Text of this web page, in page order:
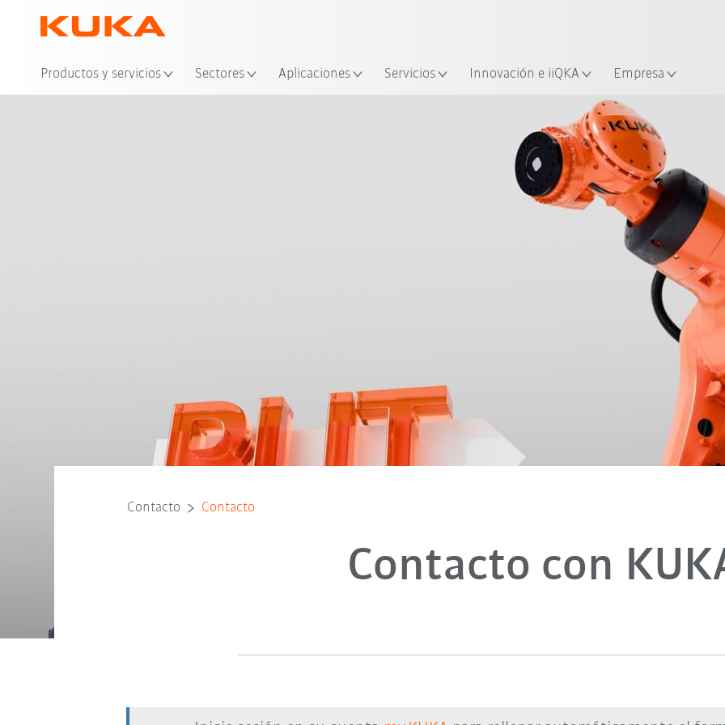
Productos y servicios Sectores Aplicaciones Servicios Innovación e iiQKA Empresa
Contacto Contacto
Contacto con